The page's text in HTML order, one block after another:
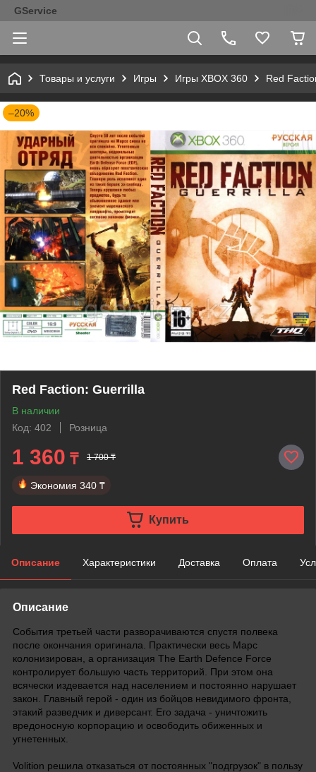
GService
Товары и услуги Игры Игры XBOX 360 Red
–20%
Red Faction: Guerrilla
В наличии
Код: 402
Розница
1 360 ₸ 1 700 ₸
Экономия 340 ₸
Купить
Описание Характеристики Доставка Оплата
Описание
События третьей части разворачиваются спустя полвека
после окончания оригинала. Практически весь Марс
колонизирован, а организация The Earth Defence Force
контролирует большую часть территорий. При этом она
всячески издевается над населением и постоянно нарушает
закон. Главный герой - один из бойцов невидимого фронта,
этакий разведчик и диверсант. Его задача - уничтожить
вредоносную корпорацию и освободить обиженных и
угнетенных.
Volition решила отказаться от постоянных "подгрузок" в пользу